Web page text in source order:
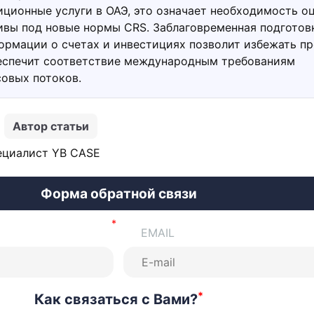
услуги в ОАЭ, это означает необходимость
под новые нормы CRS. Заблаговременная
о счетах и инвестициях позволит избежать
соответствие международным требованиям
потоков.
Автор статьи
YB CASE
Форма обратной связи
EMAIL
Как связаться с Вами?*